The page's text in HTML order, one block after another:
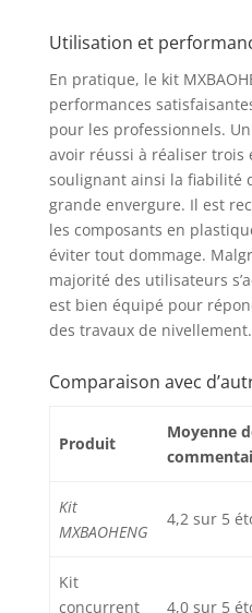
Utilisation et
En pratique, le kit
performances
pour les professionnels.
avoir réussi à réaliser trois
soulignant ainsi la fiabilité
grande envergure. Il est
les composants en
éviter tout dommage.
majorité des utilisateurs
est bien équipé pour
des travaux de nivellement.
Comparaison avec
Produit
Moyenne
Kit
MXBAOHENG
4,2 sur 5
Kit
concurrent
4,0 sur 5